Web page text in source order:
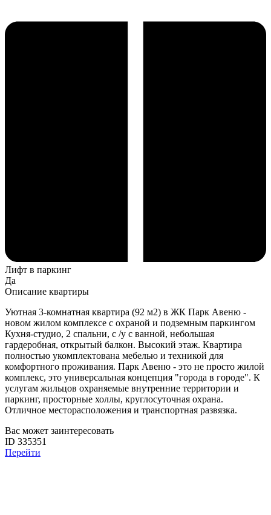
Лифт в паркинг
Да
Описание квартиры
Уютная 3-комнатная квартира (92 м2) в ЖК Парк Авеню -
новом жилом комплексе с охраной и подземным паркингом
Кухня-студио, 2 спальни, с /у с ванной, небольшая
гардеробная, открытый балкон. Высокий этаж. Квартира
полностью укомплектована мебелью и техникой для
комфортного проживания. Парк Авеню - это не просто жилой
комплекс, это универсальная концепция "города в городе". К
услугам жильцов охраняемые внутренние территории и
паркинг, просторные холлы, круглосуточная охрана.
Отличное месторасположения и транспортная развязка.
Вас может заинтересовать
ID 335351
Перейти